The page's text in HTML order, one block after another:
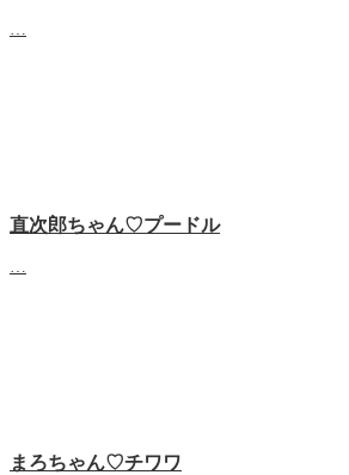
直次郎ちゃん♡プードル
まろちゃん♡チワワ